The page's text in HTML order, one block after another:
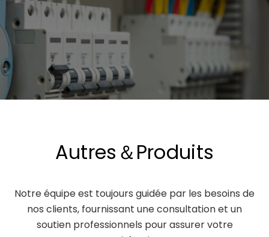
Autres＆Produits
Notre équipe est toujours guidée par les besoins de
nos clients, fournissant une consultation et un
soutien professionnels pour assurer votre